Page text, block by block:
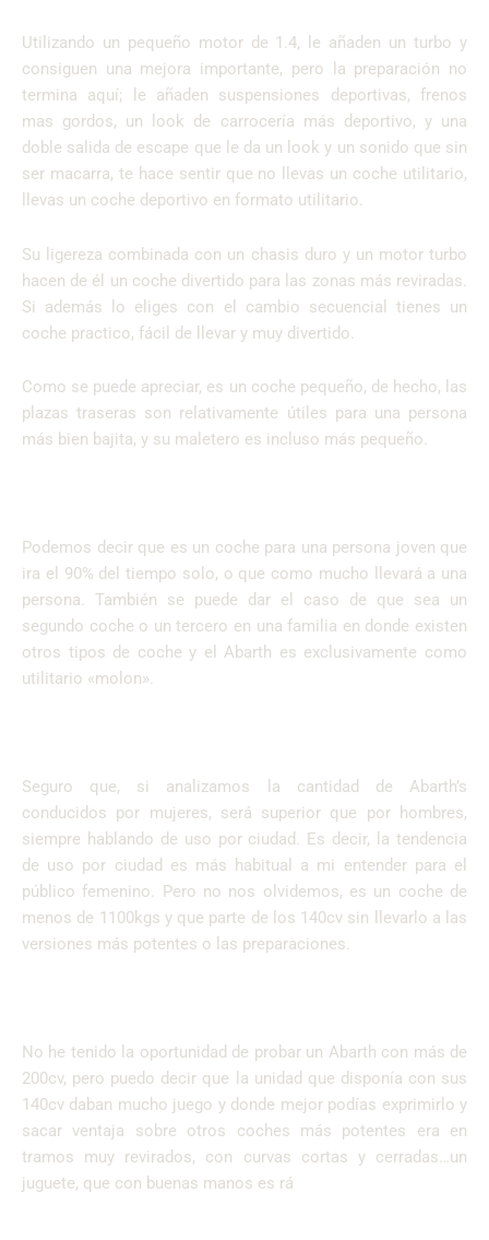
Utilizando un pequeño motor de 1.4, le añaden un turbo y
consiguen una mejora importante, pero la preparación no
termina aquí; le añaden suspensiones deportivas, frenos
mas gordos, un look de carrocería más deportivo, y una
doble salida de escape que le da un look y un sonido que sin
ser macarra, te hace sentir que no llevas un coche utilitario,
llevas un coche deportivo en formato utilitario.
Su ligereza combinada con un chasis duro y un motor turbo
hacen de él un coche divertido para las zonas más reviradas.
Si además lo eliges con el cambio secuencial tienes un
coche practico, fácil de llevar y muy divertido.
Como se puede apreciar, es un coche pequeño, de hecho, las
plazas traseras son relativamente útiles para una persona
más bien bajita, y su maletero es incluso más pequeño.
Podemos decir que es un coche para una persona joven que
ira el 90% del tiempo solo, o que como mucho llevará a una
persona. También se puede dar el caso de que sea un
segundo coche o un tercero en una familia en donde existen
otros tipos de coche y el Abarth es exclusivamente como
utilitario «molon».
Seguro que, si analizamos la cantidad de Abarth’s
conducidos por mujeres, será superior que por hombres,
siempre hablando de uso por ciudad. Es decir, la tendencia
de uso por ciudad es más habitual a mi entender para el
público femenino. Pero no nos olvidemos, es un coche de
menos de 1100kgs y que parte de los 140cv sin llevarlo a las
versiones más potentes o las preparaciones.
No he tenido la oportunidad de probar un Abarth con más de
200cv, pero puedo decir que la unidad que disponía con sus
140cv daban mucho juego y donde mejor podías exprimirlo y
sacar ventaja sobre otros coches más potentes era en
tramos muy revirados, con curvas cortas y cerradas…un
juguete, que con buenas manos es rá